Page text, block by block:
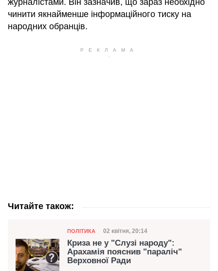
журналістами. Він зазначив, що зараз необхідно
чинити якнайменше інформаційного тиску на
народних обранців.
Читайте також:
Категорія
ПОЛІТИКА Дата публікації
02 квітня, 20:14
Криза не у "Слузі народу":
Арахамія пояснив "параліч"
Верховної Ради